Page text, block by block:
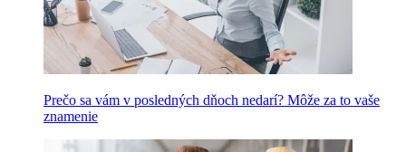
Prečo sa vám v posledných dňoch nedarí? Môže za to vaše
znamenie